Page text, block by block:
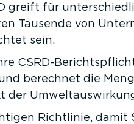
greift für
Tausende von
sein.
CSRD-
berechnet die
der
Richtlinie, damit